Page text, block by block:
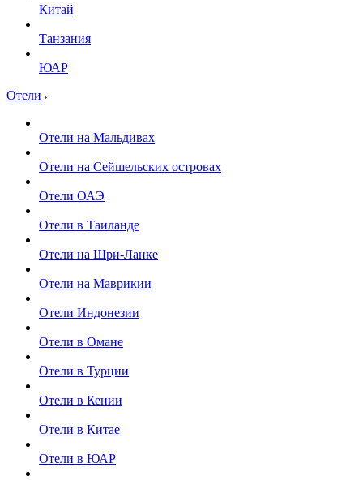
Китай
Танзания
ЮАР
Отели
Отели на Мальдивах
Отели на Сейшельских островах
Отели ОАЭ
Отели в Таиланде
Отели на Шри-Ланке
Отели на Маврикии
Отели Индонезии
Отели в Омане
Отели в Турции
Отели в Кении
Отели в Китае
Отели в ЮАР